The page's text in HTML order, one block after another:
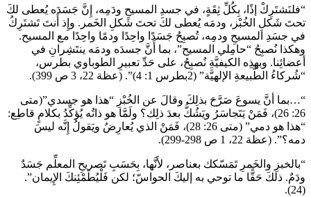
“فلنَشتَرِكْ إذًا، بِكُلِّ ثِقَةٍ، في جسدِ المسيحِ ودَمِه، إِنَّ جَسَدَه يُعطى لكَ
تحتَ شَكلِ الخُبْز، ودمَه يُعطى لكَ تحتَ شَكلِ الخَمر. وإِذ أَنتَ تَشتَرِكُ
في جسَدِ المسيحِ ودمِه، تُصبِحُ جَسَدًا واحِدًا ودمًا واحِدًا مع المسيح.
وهكذا نُصبِحُ “حامِلي المسيح”، بما أَنَّ جسدَه ودمَه ينتَشِرانِ في
أعضائِنا. وبهذِه الكيفيَّةِ نُصبِحُ، على حَدِّ تعبيرِ الطوباوي بطرس،
“شُركاءُ الطَّبيعةِ الإلهيَّة” (2بطرس 1: 4)”. (عظة 22، 3 ص 399).
“…بما أنَّ يسوعَ صَرَّحَ بذلِكَ وقالَ عن الخُبْزِ “هذا هو جسدي”(متى
26: 26)، فَمَنْ يَتَجاسَرُ ويَشُكُّ بعدَ ذلِك؟ ولَمَّا هو ذاتُه يُؤكِّدُ بكلامٍ قاطِع:
“هذا هو دمي” (متى 26: 28)، فَمَنْ الذي يُعارِضُ ويَقولُ إِنَّه ليسَ
دمه؟”. (عظة 22، 1 ص 298-299).
“بالخبزِ والخَمرِ تَمَسّكك بعناصر، لأَنَّها، بِحَسَبِ تَصريحِ المعلِّم جَسَدٌ
ودَمٌ. ذلكَ حَقًّا ما توحي به إليكَ الحواسّ؛ لكن فَلْيُطَمْئِنكَ الإِيمان”.
(24).